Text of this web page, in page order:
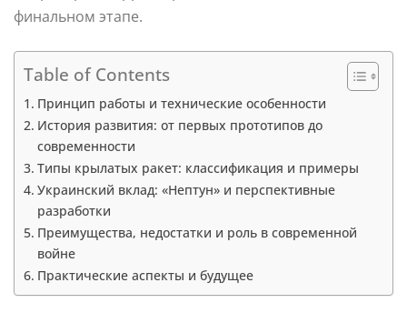
финальном этапе.
Table of Contents
Принцип работы и технические особенности
История развития: от первых прототипов до
современности
Типы крылатых ракет: классификация и примеры
Украинский вклад: «Нептун» и перспективные
разработки
Преимущества, недостатки и роль в современной
войне
Практические аспекты и будущее